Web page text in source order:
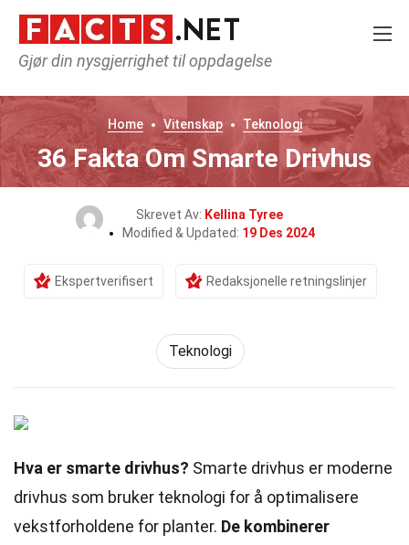
Gjør din nysgjerrighet til oppdagelse
Home Vitenskap Teknologi
36 Fakta Om Smarte Drivhus
Skrevet Av: Kellina Tyree
Modified & Updated: 19 Des 2024
Ekspertverifisert Redaksjonelle retningslinjer
Teknologi
Hva er smarte drivhus? Smarte drivhus er moderne
drivhus som bruker teknologi for å optimalisere
vekstforholdene for planter. De kombinerer